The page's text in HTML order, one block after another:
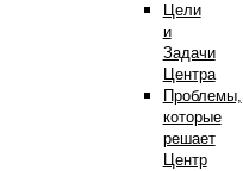
Цели
и
Задачи
Центра
Проблемы,
которые
решает
Центр